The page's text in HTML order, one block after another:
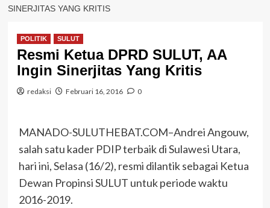
SINERJITAS YANG KRITIS
POLITIK SULUT
Resmi Ketua DPRD SULUT, AA
Ingin Sinerjitas Yang Kritis
redaksi Februari 16, 2016 0
MANADO-SULUTHEBAT.COM–Andrei Angouw,
salah satu kader PDIP terbaik di Sulawesi Utara,
hari ini, Selasa (16/2), resmi dilantik sebagai Ketua
Dewan Propinsi SULUT untuk periode waktu
2016-2019.